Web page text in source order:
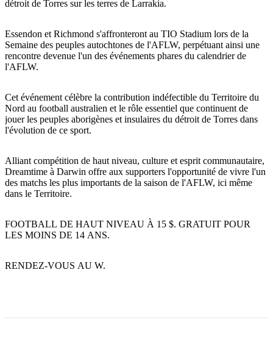
Îles
Tiwi
d'Arnhem
Est
Piscine
thermale
Nitmiluk
Karlu
Karlu
/
Réserve
du
diable
/
Parc
pêche
Rechercher:
Sign
up
détroit de Torres sur les terres de Larrakia.
Essendon et Richmond s'affronteront au TIO Stadium lors de la
Semaine des peuples autochtones de l'AFLW, perpétuant ainsi une
rencontre devenue l'un des événements phares du calendrier de
l'AFLW.
Cet événement célèbre la contribution indéfectible du Territoire du
Nord au football australien et le rôle essentiel que continuent de
jouer les peuples aborigènes et insulaires du détroit de Torres dans
l'évolution de ce sport.
Alliant compétition de haut niveau, culture et esprit communautaire,
Dreamtime à Darwin offre aux supporters l'opportunité de vivre l'un
des matchs les plus importants de la saison de l'AFLW, ici même
dans le Territoire.
FOOTBALL DE HAUT NIVEAU À 15 $. GRATUIT POUR
LES MOINS DE 14 ANS.
RENDEZ-VOUS AU W.